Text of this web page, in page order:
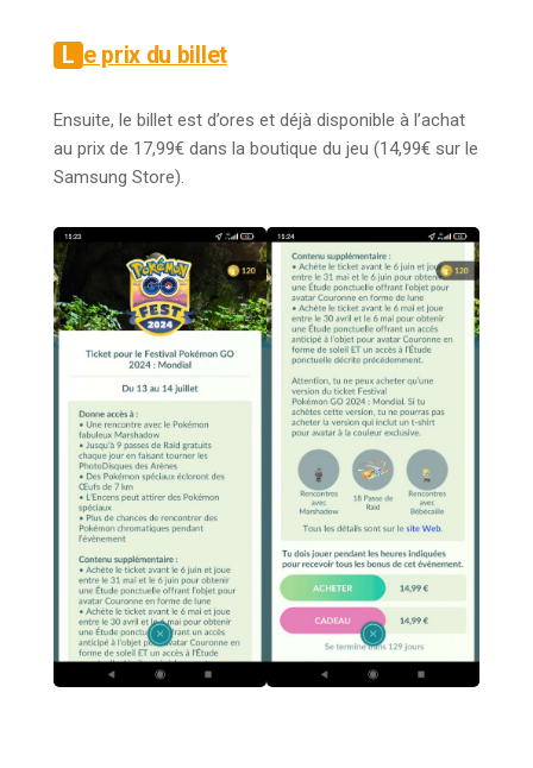
Le prix du billet
Ensuite, le billet est d’ores et déjà disponible à l’achat
au prix de 17,99€ dans la boutique du jeu (14,99€ sur le
Samsung Store).